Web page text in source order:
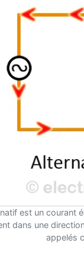
est un courant
dans une
appelés